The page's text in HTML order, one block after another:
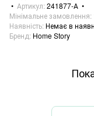
Артикул 241877-А
Мінімальне замовлення
Наявність Немає в
Бренд Home Story